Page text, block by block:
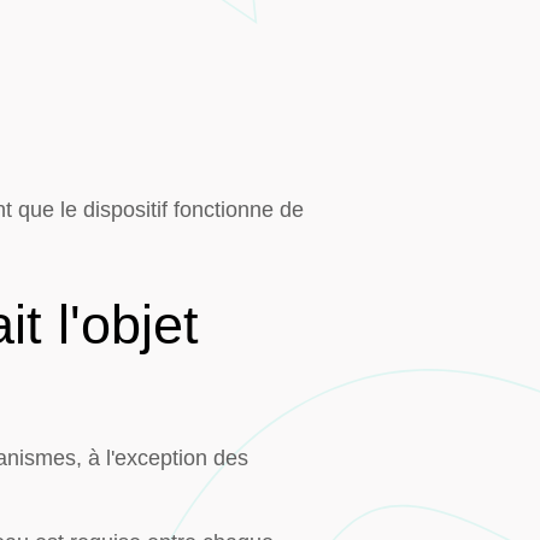
que le dispositif fonctionne de
l'objet
à l'exception des